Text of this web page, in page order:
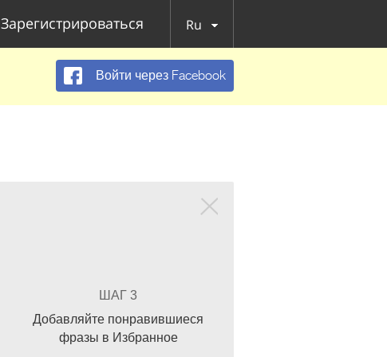
Зарегистрироваться Ru
Войти через Facebook
ШАГ 3
Добавляйте понравившиеся
фразы в Избранное